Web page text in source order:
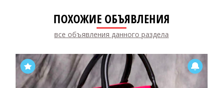
ПОХОЖИЕ ОБЪЯВЛЕНИЯ
все объявления данного раздела